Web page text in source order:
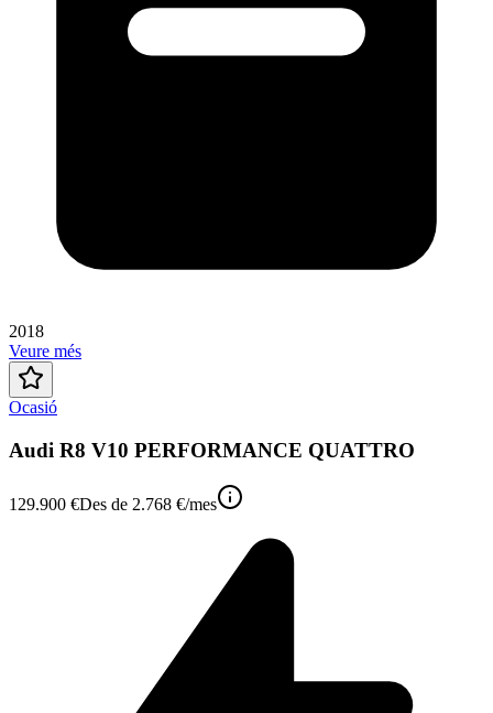
2018
Veure més
Ocasió
Audi R8 V10 PERFORMANCE QUATTRO
129.900 €Des de 2.768 €/mes